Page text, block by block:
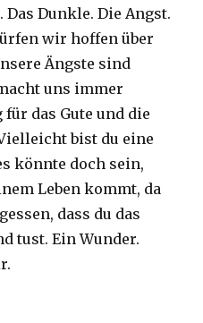
Das Dunkle. Die Angst.
wir hoffen über
Ängste sind
uns immer
das Gute und die
bist du eine
könnte doch sein,
Leben kommt, da
dass du das
tust. Ein Wunder.